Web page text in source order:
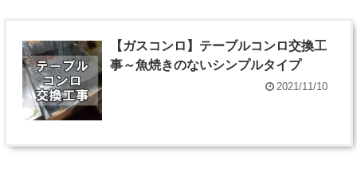
【ガスコンロ】テーブルコンロ交換工
事～魚焼きのないシンプルタイプ
2021/11/10